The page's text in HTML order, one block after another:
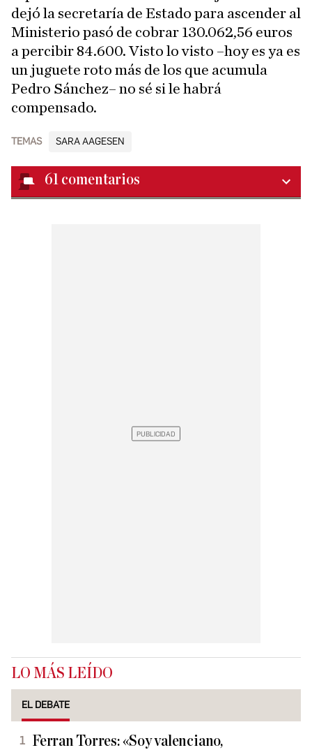
dejó la secretaría de Estado para ascender al
Ministerio pasó de cobrar 130.062,56 euros
a percibir 84.600. Visto lo visto –hoy es ya es
un juguete roto más de los que acumula
Pedro Sánchez– no sé si le habrá
compensado.
TEMAS SARA AAGESEN
61 comentarios
LO MÁS LEÍDO
EL DEBATE
Ferran Torres: «Soy valenciano,